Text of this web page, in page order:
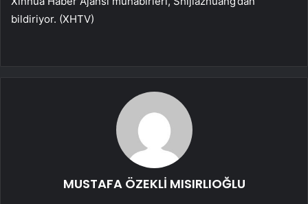
bildiriyor. (XHTV)
MUSTAFA ÖZEKLİ MISIRLIOĞLU